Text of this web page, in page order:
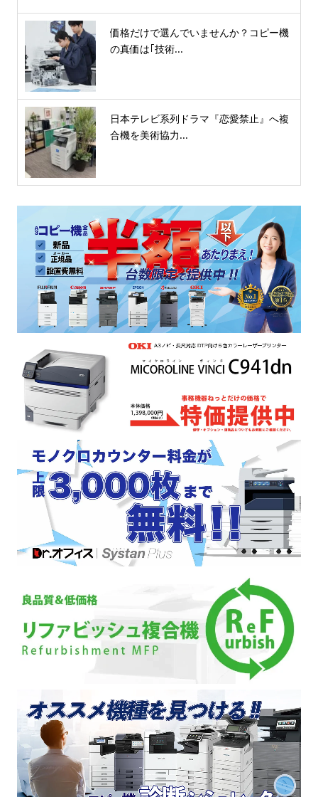
価格だけで選んでいませんか？コピー機
の真価は｢技術...
日本テレビ系列ドラマ『恋愛禁止』へ複
合機を美術協力...